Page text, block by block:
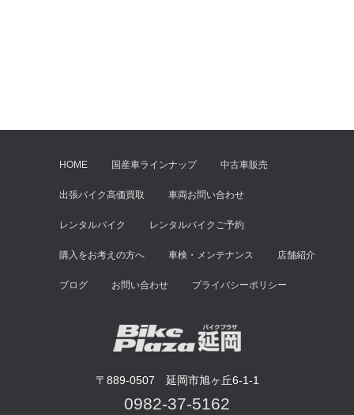
HOME 国産車ラインナップ 中古車販売
出張バイク高価買取 車両お問い合わせ
レンタルバイク レンタルバイクご予約
購入をお考えの方へ 車検・メンテナンス 店舗紹介
ブログ お問い合わせ プライバシーポリシー
〒889-0507 延岡市旭ヶ丘6-1-1
0982-37-5162